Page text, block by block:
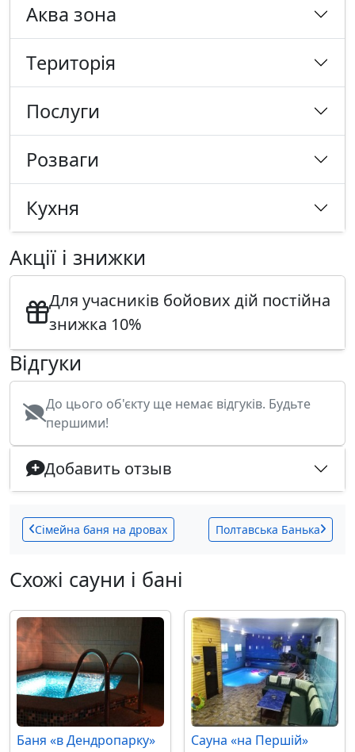
Аква зона
Tериторія
Послуги
Розваги
Кухня
Акції і знижки
Для учасників бойових дій постійна
знижка 10%
Відгуки
До цього об'єкту ще немає відгуків. Будьте
першими!
Добавить отзыв
Сімейна баня на дровах Полтавська Банька
Схожі сауни і бані
Баня «в Дендропарку» Сауна «на Першій»